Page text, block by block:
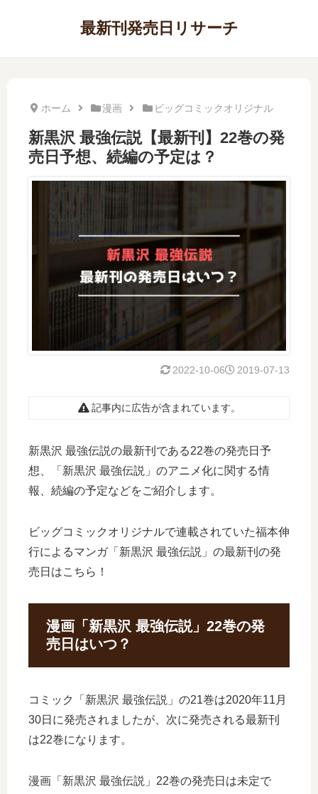
最新刊発売日リサーチ
ホーム 漫画 ビッグコミックオリジナル
新黒沢 最強伝説【最新刊】22巻の発
売日予想、続編の予定は？
2019-07-13
2022-10-06
記事内に広告が含まれています。
新黒沢 最強伝説の最新刊である22巻の発売日予
想、「新黒沢 最強伝説」のアニメ化に関する情
報、続編の予定などをご紹介します。
ビッグコミックオリジナルで連載されていた福本伸
行によるマンガ「新黒沢 最強伝説」の最新刊の発
売日はこちら！
漫画「新黒沢 最強伝説」22巻の発
売日はいつ？
コミック「新黒沢 最強伝説」の21巻は2020年11月
30日に発売されましたが、次に発売される最新刊
は22巻になります。
漫画「新黒沢 最強伝説」22巻の発売日は未定で